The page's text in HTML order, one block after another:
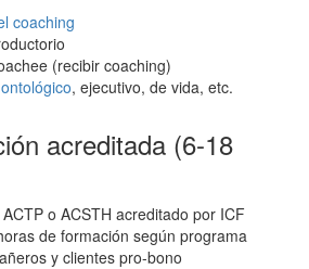
coaching
(recibir coaching)
ontológico, ejecutivo, de vida, etc.
acreditada (6-18
o ACSTH acreditado por ICF
de formación según programa
y clientes pro-bono